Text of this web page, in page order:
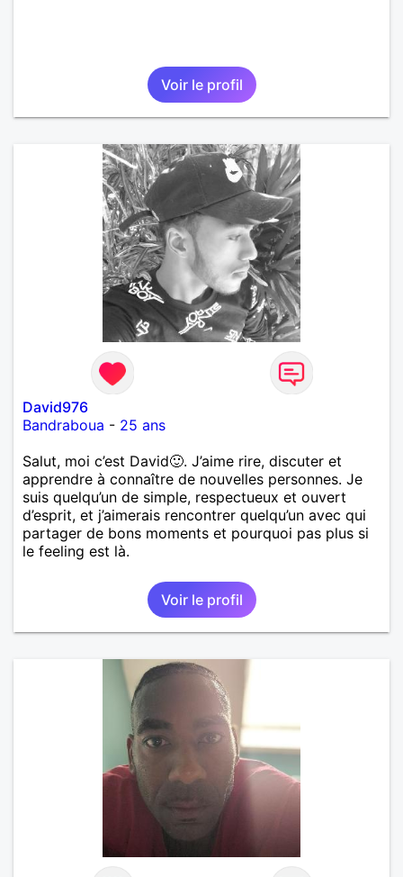
Voir le profil
David976
Bandraboua - 25 ans
Salut, moi c’est David🙂. J’aime rire, discuter et
apprendre à connaître de nouvelles personnes. Je
suis quelqu’un de simple, respectueux et ouvert
d’esprit, et j’aimerais rencontrer quelqu’un avec qui
partager de bons moments et pourquoi pas plus si
le feeling est là.
Voir le profil